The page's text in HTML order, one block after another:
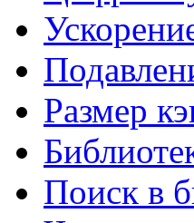
CrystalDiskInfo -
Размер
Поиск в